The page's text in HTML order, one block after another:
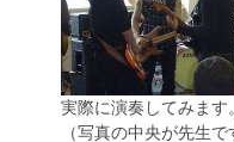
実際に演奏してみます
（写真の中央が先生で